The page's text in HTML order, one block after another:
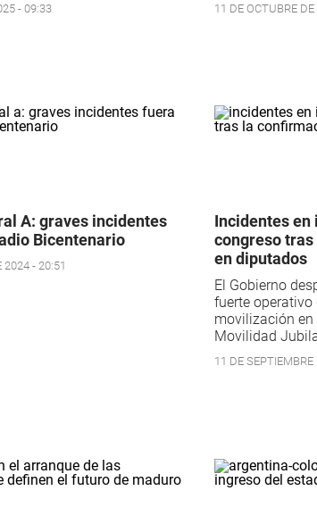
- 09:33 11 DE OCTUBRE
A: graves incidentes
Bicentenario
2024 - 20:51
Incidentes en
congreso
en diputados
El Gobierno
fuerte operativo
movilización en
Movilidad
11 DE